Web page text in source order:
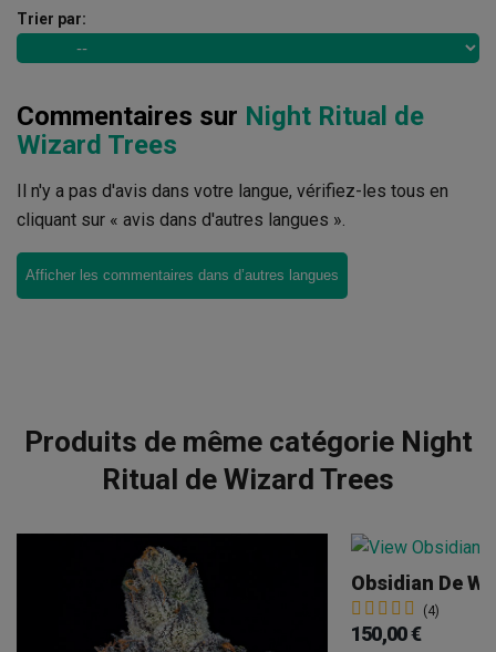
Trier par:
Commentaires sur Night Ritual de
Wizard Trees
Il n'y a pas d'avis dans votre langue, vérifiez-les tous en
cliquant sur « avis dans d'autres langues ».
Afficher les commentaires dans d’autres langues
Produits de même catégorie Night
Ritual de Wizard Trees
Obsidian De
(4)
150,00 €